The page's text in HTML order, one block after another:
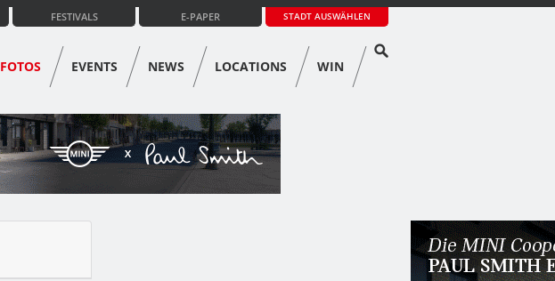
STADT AUSWÄHLEN
E-PAPER
FESTIVALS
FOTOS EVENTS NEWS LOCATIONS WIN